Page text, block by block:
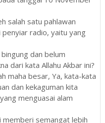
salah satu pahlawan
radio, yaitu yang
dan belum
dari kata Allahu Akbar ini?
maha besar, Ya, kata-kata
dan kekaguman kita
menguasai alam
memberi semangat lebih